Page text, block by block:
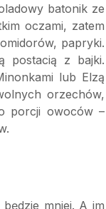
batonik ze
oczami, zatem
papryki.
postacią z bajki.
lub Elzą
orzechów,
porcji owoców –
mniej. A im